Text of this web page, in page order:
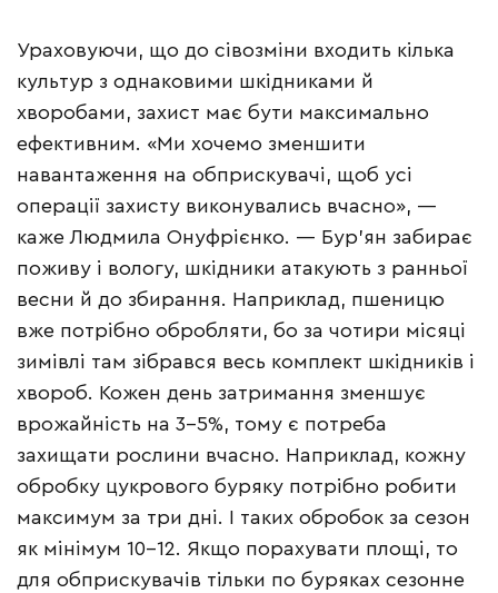
Ураховуючи, що до сівозміни входить кілька
культур з однаковими шкідниками й
хворобами, захист має бути максимально
ефективним. «Ми хочемо зменшити
навантаження на обприскувачі, щоб усі
операції захисту виконувались вчасно», —
каже Людмила Онуфрієнко. — Бур’ян забирає
поживу і вологу, шкідники атакують з ранньої
весни й до збирання. Наприклад, пшеницю
вже потрібно обробляти, бо за чотири місяці
зимівлі там зібрався весь комплект шкідників і
хвороб. Кожен день затримання зменшує
врожайність на 3–5%, тому є потреба
захищати рослини вчасно. Наприклад, кожну
обробку цукрового буряку потрібно робити
максимум за три дні. І таких обробок за сезон
як мінімум 10–12. Якщо порахувати площі, то
для обприскувачів тільки по буряках сезонне